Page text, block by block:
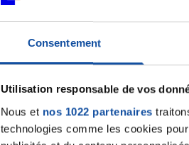
Consentement
Utilisation responsable de vos
Nous et nos 1022 partenaires
technologies comme les cookies